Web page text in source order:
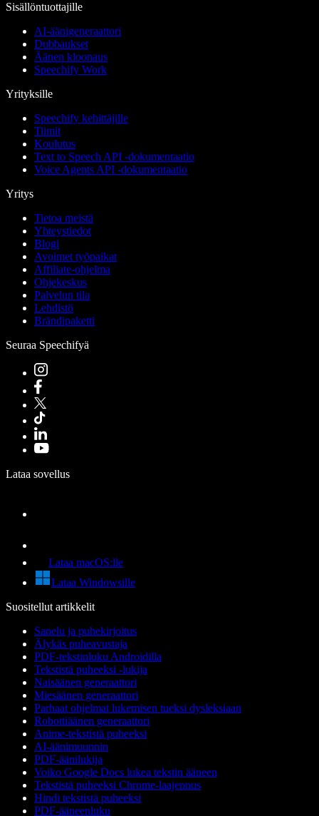
Sisällöntuottajille
AI-äänigeneraattori
Dubbaukset
Äänen kloonaus
Speechify Work
Yrityksille
Speechify kehittäjille
Tiimit
Koulutus
Text to Speech API -dokumentaatio
Voice Agents API -dokumentaatio
Yritys
Tietoa meistä
Yhteystiedot
Blogi
Avoimet työpaikat
Affiliate-ohjelma
Ohjekeskus
Palvelun tila
Lehdistö
Brändipaketti
Seuraa Speechifyä
Lataa sovellus
Lataa macOS:lle
Lataa Windowsille
Suositellut artikkelit
Sanelu ja puhekirjoitus
Älykäs puheavustaja
PDF-tekstinluku Androidilla
Tekstistä puheeksi -lukija
Naisäänen generaattori
Miesäänen generaattori
Parhaat ohjelmat lukemisen tueksi dysleksiaan
Robottiäänen generaattori
Anime-tekstistä puheeksi
AI-äänimuunnin
PDF-äänilukija
Voiko Google Docs lukea tekstin ääneen
Tekstistä puheeksi Chrome-laajennus
Hindi tekstistä puheeksi
PDF-ääneenluku